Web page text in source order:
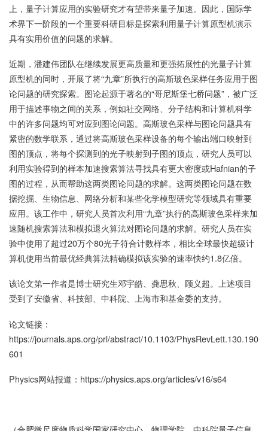
上，量子计算应用的实验研究才有望带来量子加速。因此，国际学
术界下一阶段的一个重要科研目标是探索利用量子计算原型机演示
具有实用价值的问题的求解。
近期，潘建伟团队在继续发展更高质量和更强拓展性的光量子计算
原型机的同时，开展了将“九章”所执行的高斯玻色采样任务应用于图
论问题的研究探索。图论起源于著名的“哥尼斯堡七桥问题”，被广泛
用于描述事物之间的关系，例如社交网络、分子结构和计算机科学
中的许多问题均可对应到图论问题。高斯玻色采样与图论问题具有
紧密的数学联系，通过将高斯玻色采样设备的每个输出端口映射到
图的顶点，将每个探测到的光子映射到子图的顶点，研究人员可以
利用实验得到的样本加速搜索算法寻找具有更大密度或Hafnian的子
图的过程，从而帮助这两类图论问题的求解。这两类图论问题在数
据挖掘、生物信息、网络分析和某些化学模型研究等领域具有重要
应用。该工作中，研究人员首次利用“九章”执行的高斯玻色采样来加
速随机搜索算法和模拟退火算法对图论问题的求解。研究人员在实
验中使用了超过20万个80光子符合计数样本，相比全球最快超级计
算机使用当前最优经典算法精确模拟该实验的速率快约1.8亿倍。
该论文第一作者是博士研究生邓宇皓、龚思秋、顾义超。上述项目
受到了安徽省、科技部、中科院、上海市和基金委的支持。
论文链接：
https://journals.aps.org/prl/abstract/10.1103/PhysRevLett.130.190
601
Physics网站报道： https://physics.aps.org/articles/v16/s64